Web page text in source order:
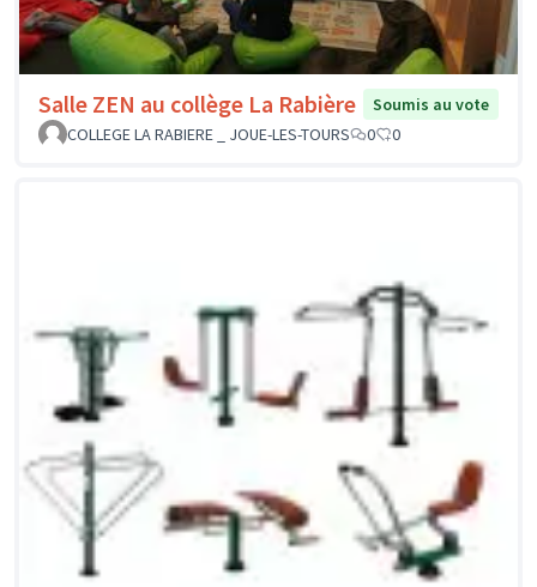
Salle ZEN au collège La Rabière
Soumis au vote
COLLEGE LA RABIERE _ JOUE-LES-TOURS
0 0